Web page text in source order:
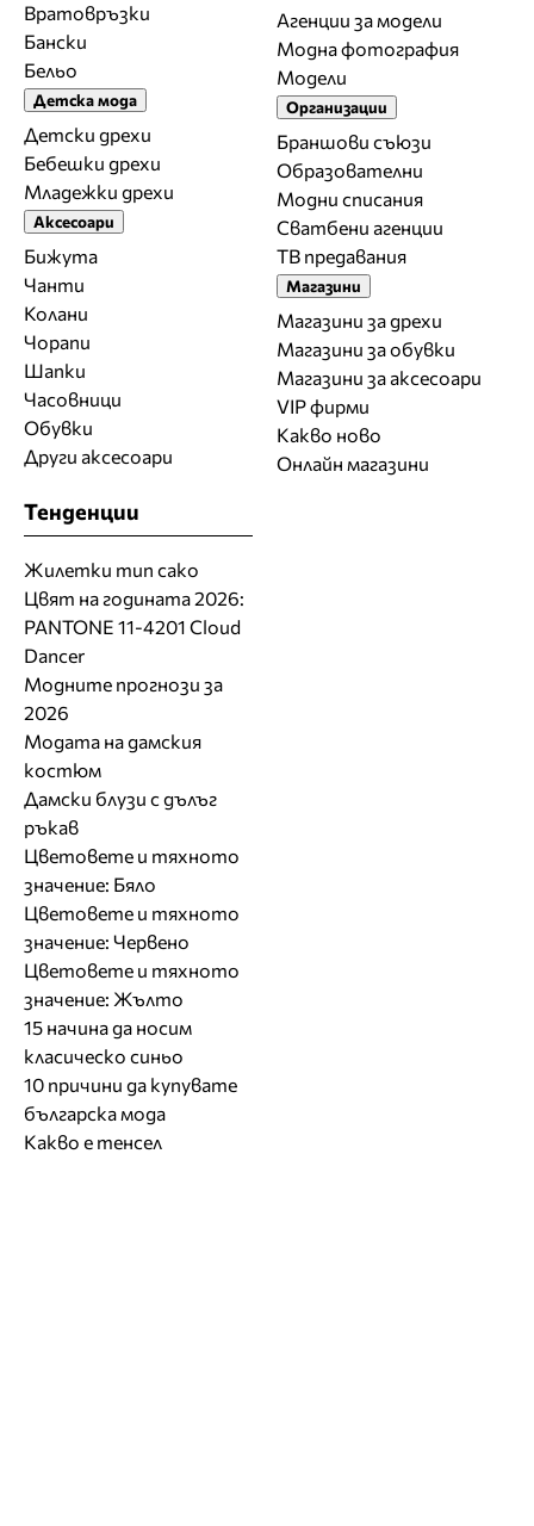
Вратовръзки
Бански
Бельо
Детска мода
Детски дрехи
Бебешки дрехи
Младежки дрехи
Аксесоари
Бижута
Чанти
Колани
Чорапи
Шапки
Часовници
Обувки
Други аксесоари
Агенции за модели
Модна фотография
Модели
Организации
Браншови съюзи
Образователни
Модни списания
Сватбени агенции
ТВ предавания
Магазини
Магазини за дрехи
Магазини за обувки
Магазини за aксесоари
VIP фирми
Какво ново
Онлайн магазини
Тенденции
Жилетки тип сако
Цвят на годината 2026:
PANTONE 11-4201 Cloud
Dancer
Модните прогнози за
2026
Модата на дамския
костюм
Дамски блузи с дълъг
ръкав
Цветовете и тяхното
значение: Бяло
Цветовете и тяхното
значение: Червено
Цветовете и тяхното
значение: Жълто
15 начина да носим
класическо синьо
10 причини да купувате
българска мода
Какво е тенсел